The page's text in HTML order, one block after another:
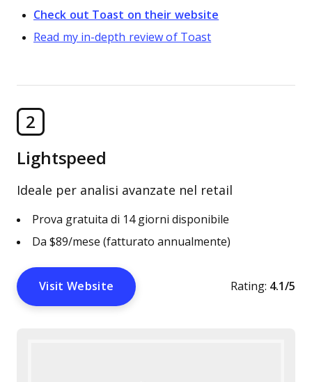
Check out Toast on their website
Read my in-depth review of Toast
2
Lightspeed
Ideale per analisi avanzate nel retail
Prova gratuita di 14 giorni disponibile
Da $89/mese (fatturato annualmente)
Visit Website Rating: 4.1/5